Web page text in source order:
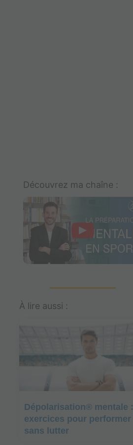
Découvrez ma chaîne :
À lire aussi :
Dépolarisation® mentale :
exercices pour performer
sans lutter